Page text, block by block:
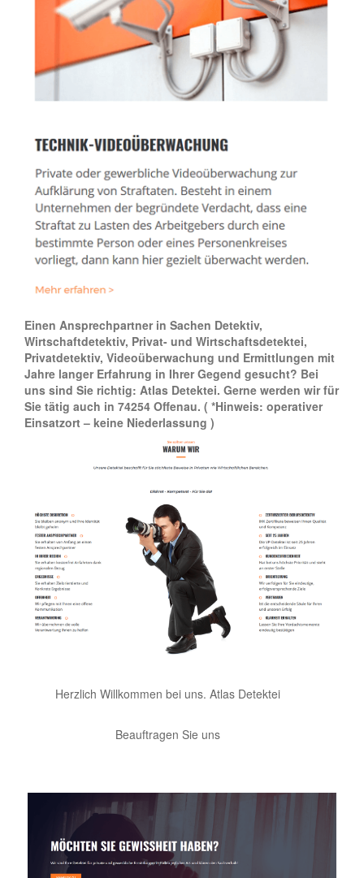
Einen Ansprechpartner in Sachen Detektiv,
Wirtschaftdetektiv, Privat- und Wirtschaftsdetektei,
Privatdetektiv, Videoüberwachung und Ermittlungen mit
Jahre langer Erfahrung in Ihrer Gegend gesucht? Bei
uns sind Sie richtig: Atlas Detektei. Gerne werden wir für
Sie tätig auch in 74254 Offenau. ( *Hinweis: operativer
Einsatzort – keine Niederlassung )
Herzlich Willkommen bei uns. Atlas Detektei
Beauftragen Sie uns